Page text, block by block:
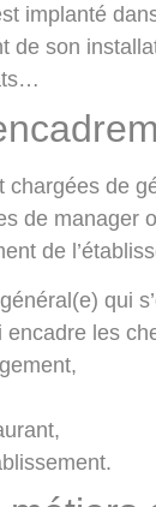
implanté
de son
de
de manager
de
qui
encadre les